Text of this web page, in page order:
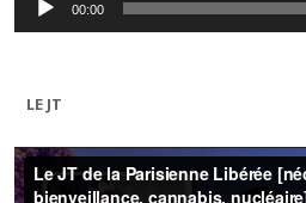
00:00
LE JT
Lecteur
vidéo